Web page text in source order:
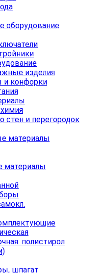
оборудование
изделия
и конфорки
стен и перегородок
материалы
материалы
полистирол
шпагат